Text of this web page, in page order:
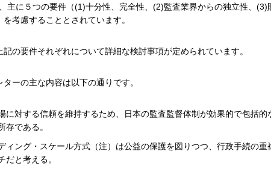
主に５つの要件（(1)十分性、完全性、(2)監査業界からの独立性、(3)
考慮することとされています。
の要件それぞれについて詳細な検討事項が定められています。
ーの主な内容は以下の通りです。
に対する信頼を維持するため、日本の監査監督体制が効果的で包括的
存である。
ィング・スケール方式（注）は公益の保護を図りつつ、行政手続の重
だと考える。